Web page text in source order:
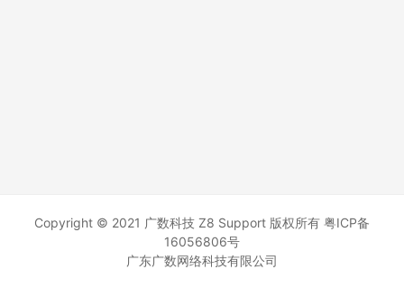
Copyright © 2021 广数科技 Z8 Support 版权所有 粤ICP备
16056806号
广东广数网络科技有限公司